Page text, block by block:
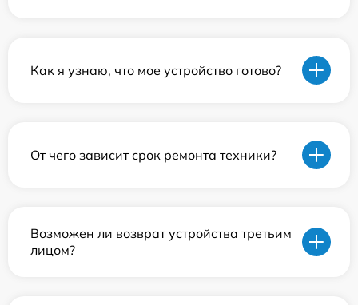
Как я узнаю, что мое устройство готово?
От чего зависит срок ремонта техники?
Возможен ли возврат устройства третьим
лицом?